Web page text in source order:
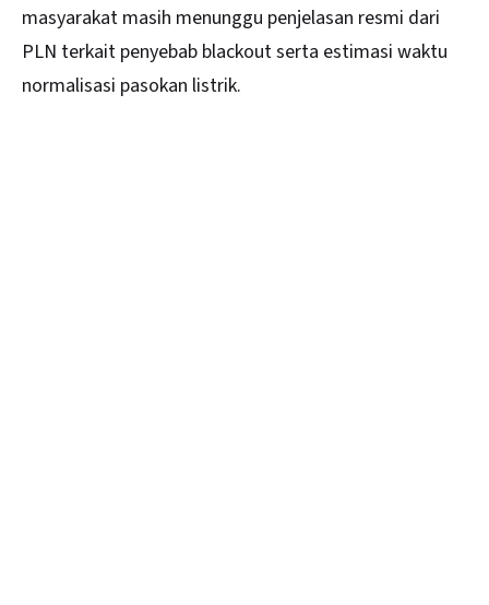
masyarakat masih menunggu penjelasan resmi dari
PLN terkait penyebab blackout serta estimasi waktu
normalisasi pasokan listrik.